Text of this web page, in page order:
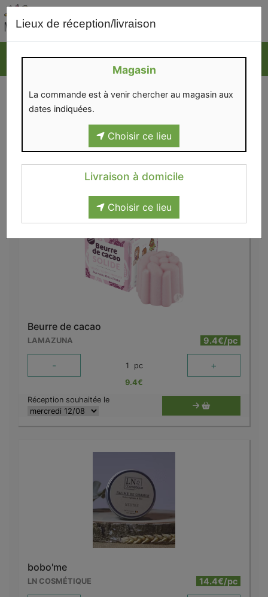
Lieux de réception/livraison
Magasin
La commande est à venir chercher au magasin aux
dates indiquées.
Choisir ce lieu
Livraison à domicile
Choisir ce lieu
CORPS
Hygiène et beauté>Corps
Beurre de cacao
LAMAZUNA 9.4€/pc
- 1 pc +
9.4€
Réception souhaitée le
bobo'me
LN COSMÉTIQUE 14.4€/pc